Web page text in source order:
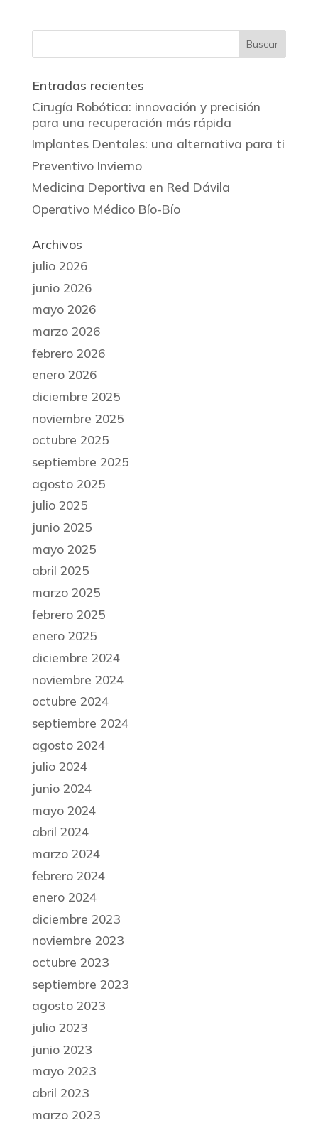
Entradas recientes
Cirugía Robótica: innovación y precisión
para una recuperación más rápida
Implantes Dentales: una alternativa para ti
Preventivo Invierno
Medicina Deportiva en Red Dávila
Operativo Médico Bío-Bío
Archivos
julio 2026
junio 2026
mayo 2026
marzo 2026
febrero 2026
enero 2026
diciembre 2025
noviembre 2025
octubre 2025
septiembre 2025
agosto 2025
julio 2025
junio 2025
mayo 2025
abril 2025
marzo 2025
febrero 2025
enero 2025
diciembre 2024
noviembre 2024
octubre 2024
septiembre 2024
agosto 2024
julio 2024
junio 2024
mayo 2024
abril 2024
marzo 2024
febrero 2024
enero 2024
diciembre 2023
noviembre 2023
octubre 2023
septiembre 2023
agosto 2023
julio 2023
junio 2023
mayo 2023
abril 2023
marzo 2023